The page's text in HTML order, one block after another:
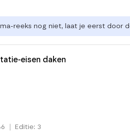
reeks nog niet, laat je eerst door
eisen daken
Editie: 3